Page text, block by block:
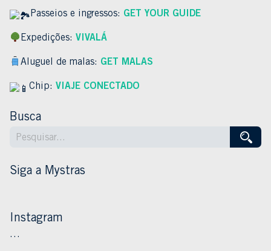
Passeios e ingressos: GET YOUR GUIDE
Expedições:VIVALÁ
Aluguel de malas: GET MALAS
Chip: VIAJE CONECTADO
Busca
Siga a Mystras
Instagram
…